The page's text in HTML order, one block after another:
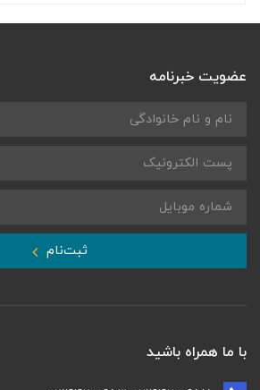
عضویت خبرنامه
ثبت‌نام
با ما همراه باشید